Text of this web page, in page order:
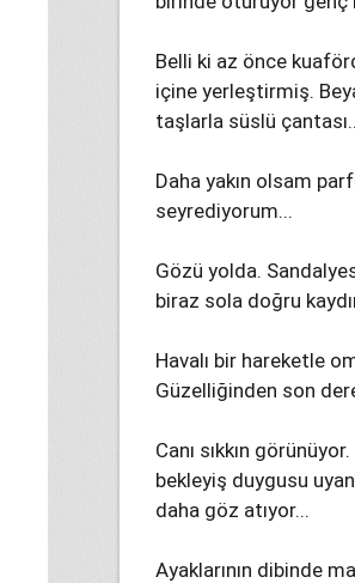
Belli ki az önce
içine yerleştirmiş.
taşlarla süslü
Daha yakın olsam
seyrediyorum...
Gözü yolda.
biraz sola doğru
Havalı bir hareketle
Güzelliğinden son
Canı sıkkın
bekleyiş duygusu
daha göz atıyor...
Ayaklarının dibinde